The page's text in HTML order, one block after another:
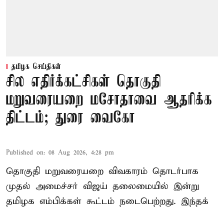
தமிழக செய்திகள்
சில எதிர்க்கட்சிகள் தொகுதி
மறுவரையறை மசோதாவை ஆதரிக்க
திட்டம்; துரை வைகோ
Published on: 08 Aug 2026, 4:28 pm
தொகுதி மறுவரையறை விவகாரம் தொடர்பாக
முதல் அமைச்சர் விஜய் தலைமையில் இன்று
தமிழக எம்பிக்கள் கூட்டம் நடைபெற்றது. இந்தக்